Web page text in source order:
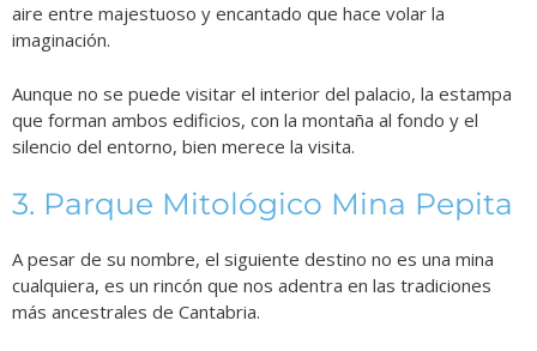
aire entre majestuoso y encantado que hace volar la
imaginación.
Aunque no se puede visitar el interior del palacio, la estampa
que forman ambos edificios, con la montaña al fondo y el
silencio del entorno, bien merece la visita.
3. Parque Mitológico Mina Pepita
A pesar de su nombre, el siguiente destino no es una mina
cualquiera, es un rincón que nos adentra en las tradiciones
más ancestrales de Cantabria.